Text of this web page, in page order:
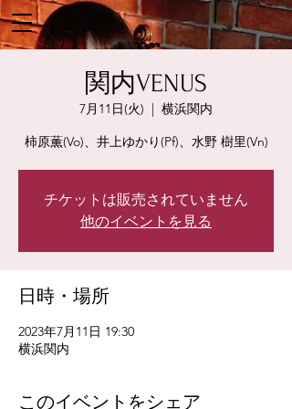
関内VENUS
7月11日(火)
  |
横浜関内
柿原薫(Vo)、井上ゆかり(Pf)、水野 樹里(Vn)
チケットは販売されていません
他のイベントを見る
日時・場所
2023年7月11日 19:30
横浜関内
このイベントをシェア